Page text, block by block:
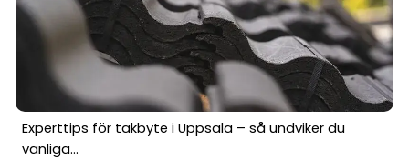
Experttips för takbyte i Uppsala – så undviker du
vanliga...